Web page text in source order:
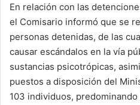
En relación con las
el Comisario informó que se
personas detenidas, de las
causar escándalos en la vía
sustancias psicotrópicas,
puestos a disposición del
103 individuos,